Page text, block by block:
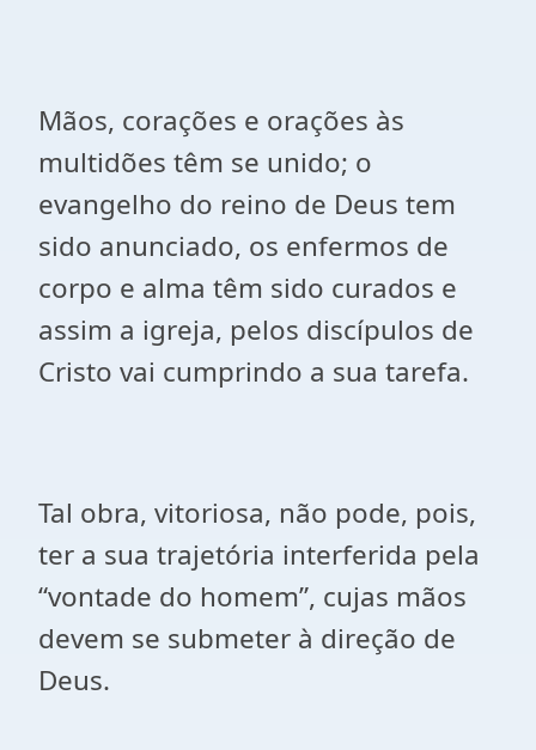
Mãos, corações e orações às
multidões têm se unido; o
evangelho do reino de Deus tem
sido anunciado, os enfermos de
corpo e alma têm sido curados e
assim a igreja, pelos discípulos de
Cristo vai cumprindo a sua tarefa.
Tal obra, vitoriosa, não pode, pois,
ter a sua trajetória interferida pela
“vontade do homem”, cujas mãos
devem se submeter à direção de
Deus.